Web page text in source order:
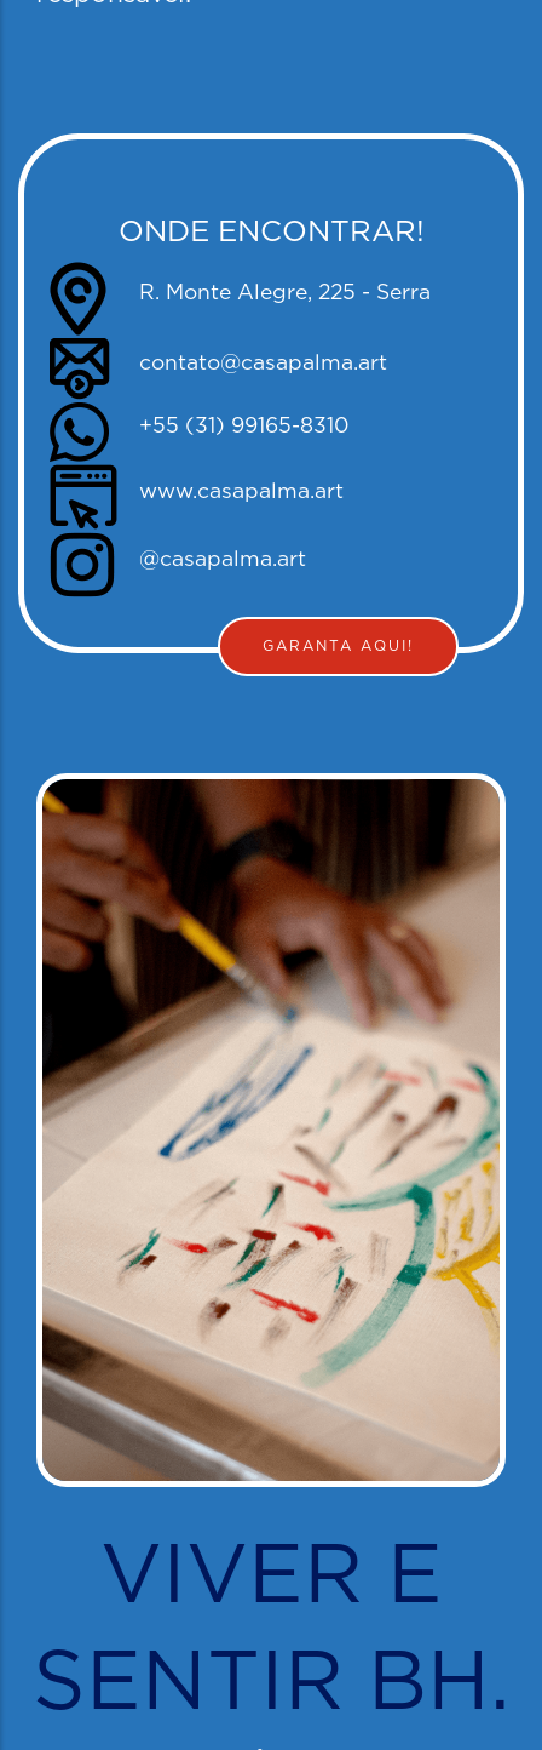
ONDE ENCONTRAR!
R. Monte Alegre, 225 - Serra
contato@casapalma.art
+55 (31) 99165-8310
www.casapalma.art
@casapalma.art
GARANTA AQUI!
VIVER E
SENTIR BH.